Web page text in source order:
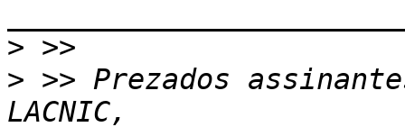
>
> >> ﻿Prezados